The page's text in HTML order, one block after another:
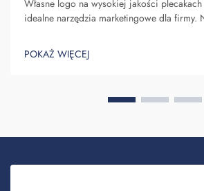
Własne logo na wysokiej jakości
idealne narzędzia marketingowe dla firmy.
oczami wielu osób. Za każdym razem, gdy
plecak na plecach...
POKAŻ WIĘCEJ